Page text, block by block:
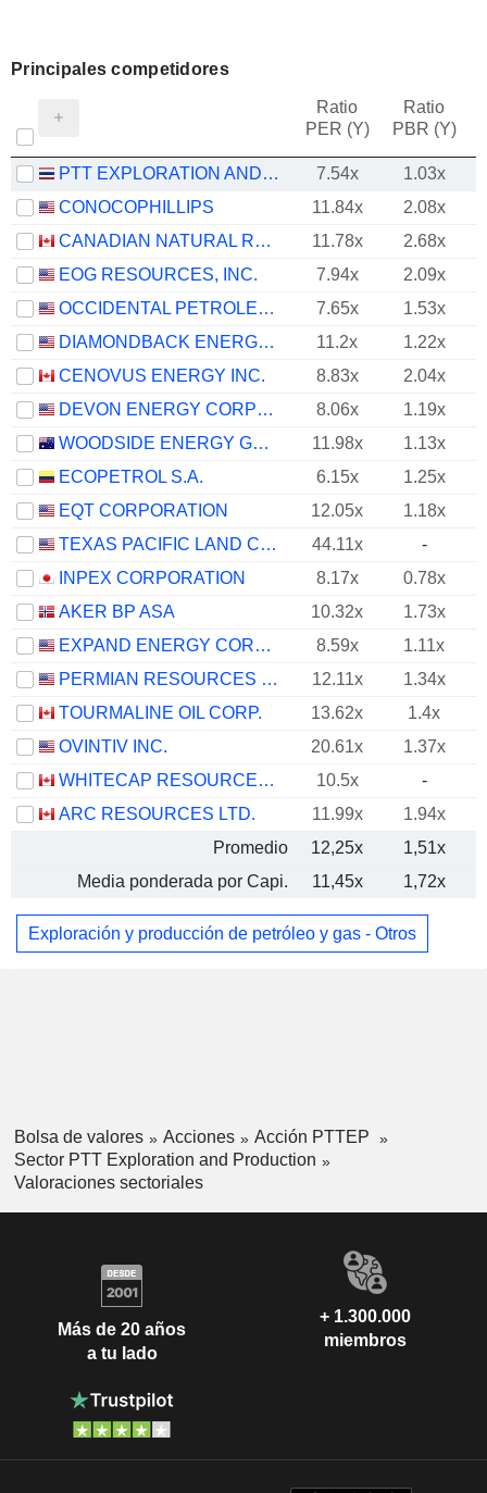
Principales competidores
Ratio
PER (Y)
Ratio
PBR (Y)
PTT EXPLORATION AND PRODUCTION 7.54x
1.03x
CONOCOPHILLIPS
11.84x
2.08x
CANADIAN NATURAL RESOURCES LIMITED
11.78x
2.68x
EOG RESOURCES, INC.
7.94x
2.09x
OCCIDENTAL PETROLEUM CORPORATION
7.65x
1.53x
DIAMONDBACK ENERGY, INC.
11.2x
1.22x
CENOVUS ENERGY INC.
8.83x
2.04x
DEVON ENERGY CORPORATION
8.06x
1.19x
WOODSIDE ENERGY GROUP LTD
11.98x
1.13x
ECOPETROL S.A.
6.15x
1.25x
EQT CORPORATION
12.05x
1.18x
TEXAS PACIFIC LAND CORPORATION
44.11x
-
INPEX CORPORATION
8.17x
0.78x
AKER BP ASA
10.32x
1.73x
EXPAND ENERGY CORPORATION
8.59x
1.11x
PERMIAN RESOURCES CORPORATION
12.11x
1.34x
TOURMALINE OIL CORP.
13.62x
1.4x
OVINTIV INC.
20.61x
1.37x
WHITECAP RESOURCES INC.
10.5x
-
ARC RESOURCES LTD.
11.99x
1.94x
Promedio
12,25x
1,51x
Media ponderada por Capi.
11,45x 1,72x
Exploración y producción de petróleo y gas - Otros
Bolsa de valores Acciones
Acción PTTEP
Sector PTT Exploration and Production
Valoraciones sectoriales
Más de 20 años
a tu lado
+ 1.300.000
miembros